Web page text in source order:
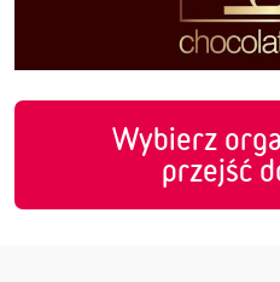
Wybierz
przejść